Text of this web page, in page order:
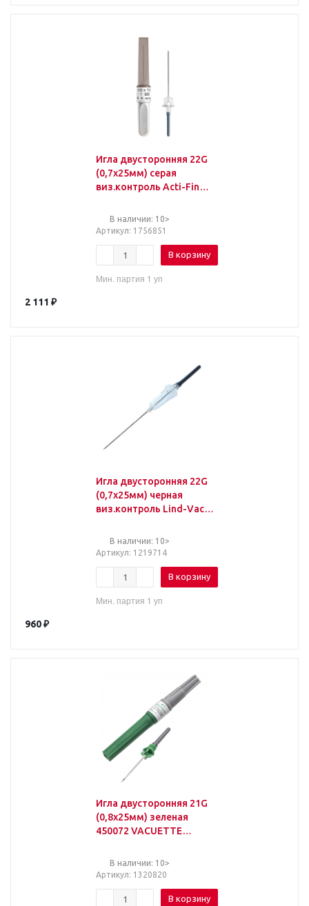
Игла двусторонняя 22G
(0,7х25мм) серая
виз.контроль Acti-Fine
В наличии: 10>
Артикул: 1756851
В корзину
Мин. партия 1 уп
2 111 ₽
Игла двусторонняя 22G
(0,7х25мм) черная
виз.контроль Lind-Vac
В наличии: 10>
Артикул: 1219714
В корзину
Мин. партия 1 уп
960₽
Игла двусторонняя 21G
(0,8х25мм) зеленая
450072 VACUETTE
В наличии: 10>
Артикул: 1320820
В корзину